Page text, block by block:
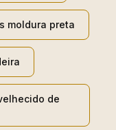
moldura preta
de